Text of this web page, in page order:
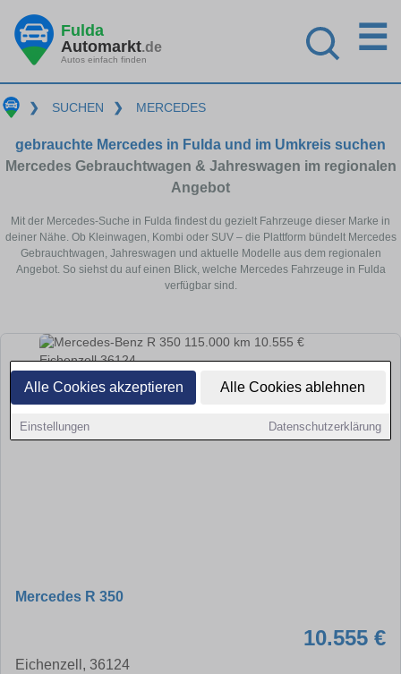
Alle Cookies akzeptieren Alle Cookies ablehnen
Einstellungen Datenschutzerklärung
Fulda
Automarkt.de
Autos einfach finden
☰
❯ SUCHEN ❯ MERCEDES
gebrauchte Mercedes in Fulda und im Umkreis suchen
Mercedes Gebrauchtwagen & Jahreswagen im regionalen
Angebot
Mit der Mercedes-Suche in Fulda findest du gezielt Fahrzeuge dieser Marke in
deiner Nähe. Ob Kleinwagen, Kombi oder SUV – die Plattform bündelt Mercedes
Gebrauchtwagen, Jahreswagen und aktuelle Modelle aus dem regionalen
Angebot. So siehst du auf einen Blick, welche Mercedes Fahrzeuge in Fulda
verfügbar sind.
Mercedes R 350
10.555 €
Eichenzell, 36124